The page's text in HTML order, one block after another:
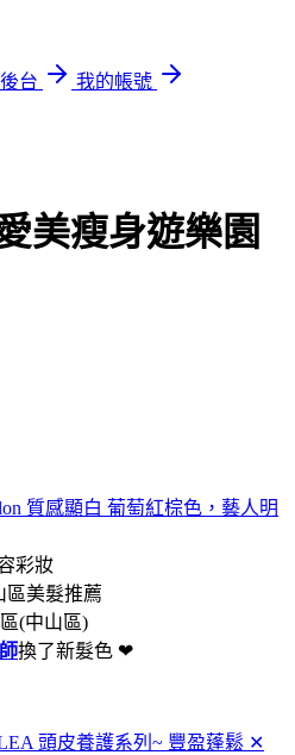
台
我的帳號
美瘦身遊樂園
質感顯白 葡萄紅棕色，藝人明
彩妝
(中山區)
換了新髮色 ❤
頭皮養護系列~ 豐盈蓬鬆 ✕